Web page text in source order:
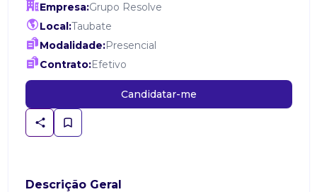
Empresa:Grupo Resolve
Local:Taubate
Modalidade:Presencial
Contrato:Efetivo
Candidatar-me
Descrição Geral